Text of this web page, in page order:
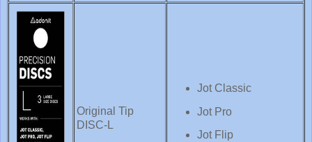
Original Tip
DISC-L
Jot Classic
Jot Pro
Jot Flip